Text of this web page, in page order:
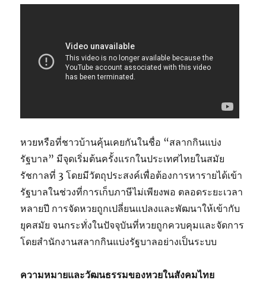
หวยหรือที่ชาวบ้านคุ้นเคยกันในชื่อ “สลากกินแบ่ง
รัฐบาล” มีจุดเริ่มต้นครั้งแรกในประเทศไทยในสมัย
รัชกาลที่ 3 โดยมีวัตถุประสงค์เพื่อต้องการหารายได้เข้า
รัฐบาลในช่วงที่การเก็บภาษีไม่เพียงพอ ตลอดระยะเวลา
หลายปี การจัดหวยถูกเปลี่ยนแปลงและพัฒนาให้เข้ากับ
ยุคสมัย จนกระทั่งในปัจจุบันที่หวยถูกควบคุมและจัดการ
โดยสำนักงานสลากกินแบ่งรัฐบาลอย่างเป็นระบบ
ความหมายและวัฒนธรรมของหวยในสังคมไทย